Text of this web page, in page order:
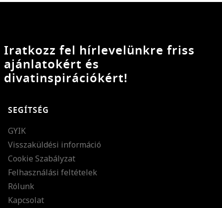
Iratkozz fel hírlevelünkre friss
ajánlatokért és
divatinspirációkért!
SEGÍTSÉG
GYIK
Visszaküldési információ
Cookie Szabályzat
Felhasználási feltételek
Rólunk
Kapcsolat